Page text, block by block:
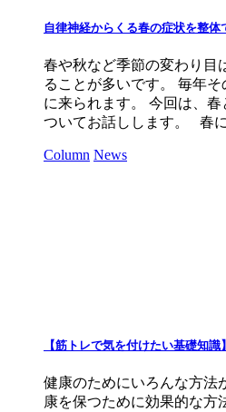
自律神経からくる春の症状を整体
春や秋など季節の変わり目
ることが多いです。 毎年
に来られます。 今回は、
ついてお話しします。 春
Column News
【筋トレで気を付けたい基礎知
健康のためにいろんな方法
康を保つために効果的な